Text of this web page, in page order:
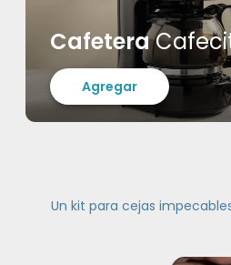
CafeteraCafecity
Agregar
Un kit para cejas